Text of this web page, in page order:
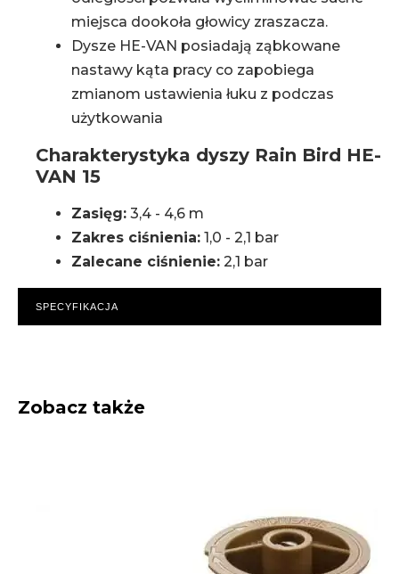
miejsca dookoła głowicy zraszacza.
Dysze HE-VAN posiadają ząbkowane
nastawy kąta pracy co zapobiega
zmianom ustawienia łuku z podczas
użytkowania
Charakterystyka dyszy Rain Bird HE-
VAN 15
Zasięg: 3,4 - 4,6 m
Zakres ciśnienia: 1,0 - 2,1 bar
Zalecane ciśnienie: 2,1 bar
SPECYFIKACJA
Zobacz także